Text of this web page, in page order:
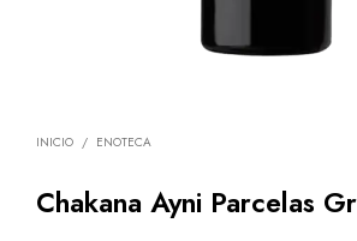
INICIO / ENOTECA
Chakana Ayni Parcelas